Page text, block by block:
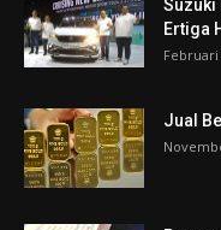
Suzuki
Ertiga
Februari
Jual